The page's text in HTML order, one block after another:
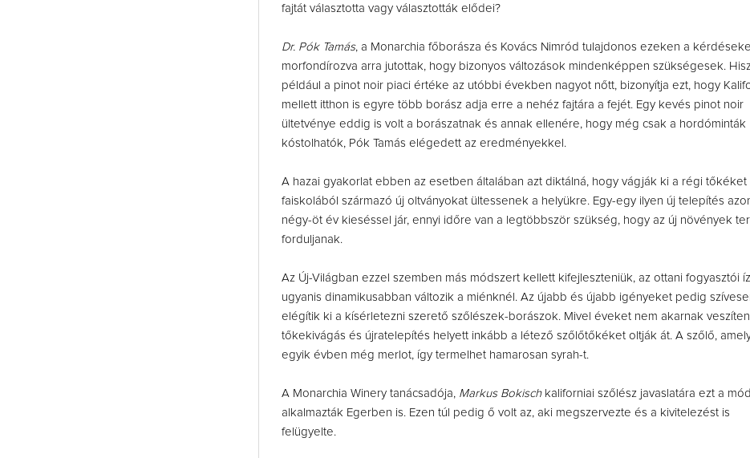
fajtát választotta vagy választották elődei?
Dr. Pók Tamás, a Monarchia főborásza és Kovács Nimród tulajdonos ezeken a
morfondírozva arra jutottak, hogy bizonyos változások mindenképpen szükségesek.
például a pinot noir piaci értéke az utóbbi években nagyot nőtt, bizonyítja ezt, hogy
mellett itthon is egyre több borász adja erre a nehéz fajtára a fejét. Egy kevés pinot noir
ültetvénye eddig is volt a borászatnak és annak ellenére, hogy még csak a hordóminták
kóstolhatók, Pók Tamás elégedett az eredményekkel.
A hazai gyakorlat ebben az esetben általában azt diktálná, hogy vágják ki a régi tőkéket
faiskolából származó új oltványokat ültessenek a helyükre. Egy-egy ilyen új telepítés
négy-öt év kieséssel jár, ennyi időre van a legtöbbször szükség, hogy az új növények
forduljanak.
Az Új-Világban ezzel szemben más módszert kellett kifejleszteniük, az ottani fogyasztói
ugyanis dinamikusabban változik a miénknél. Az újabb és újabb igényeket pedig
elégítik ki a kísérletezni szerető szőlészek-borászok. Mivel éveket nem akarnak
tőkekivágás és újratelepítés helyett inkább a létező szőlőtőkéket oltják át. A szőlő,
egyik évben még merlot, így termelhet hamarosan syrah-t.
A Monarchia Winery tanácsadója, Markus Bokischkaliforniai szőlész javaslatára ezt a
alkalmazták Egerben is. Ezen túl pedig ő volt az, aki megszervezte és a kivitelezést is
felügyelte.